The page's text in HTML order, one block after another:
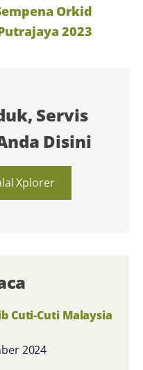
Cuti-Cuti Malaysia
2024
Servis
Disini
Xplorer
Orkid
2023